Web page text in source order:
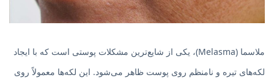
ملاسما (Melasma)، یکی از شایع‌ترین مشکلات پوستی است که با ایجاد
لکه‌های تیره و نامنظم روی پوست ظاهر می‌شود. این لکه‌ها معمولاً روی